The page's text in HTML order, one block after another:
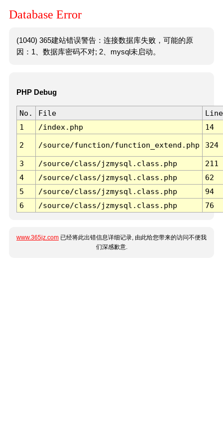
Database Error
(1040) 365建站错误警告：连接数据库失败，可能的原
因：1、数据库密码不对; 2、mysql未启动。
PHP Debug
No. File
Line
1
/index.php 14
2 /source/function/function_extend.php 324
3 /source/class/jzmysql.class.php
211
4
/source/class/jzmysql.class.php
62
5
/source/class/jzmysql.class.php
94
6
/source/class/jzmysql.class.php 76
www.365jz.com 已经将此出错信息详细记录, 由此给您带来的访问不便我
们深感歉意.